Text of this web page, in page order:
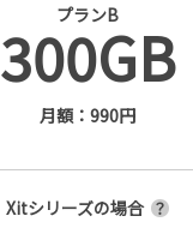
プランB
300GB
月額：990円
Xitシリーズの場合